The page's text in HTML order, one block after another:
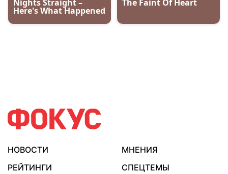
НОВОСТИ
МНЕНИЯ
РЕЙТИНГИ
СПЕЦТЕМЫ